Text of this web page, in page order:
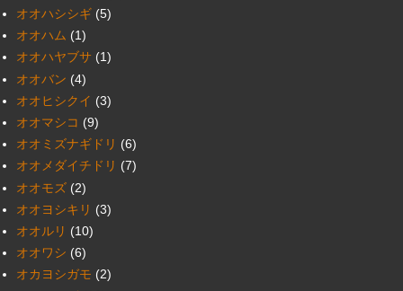
オオハシシギ (5)
オオハム (1)
オオハヤブサ (1)
オオバン (4)
オオヒシクイ (3)
オオマシコ (9)
オオミズナギドリ (6)
オオメダイチドリ (7)
オオモズ (2)
オオヨシキリ (3)
オオルリ (10)
オオワシ (6)
オカヨシガモ (2)